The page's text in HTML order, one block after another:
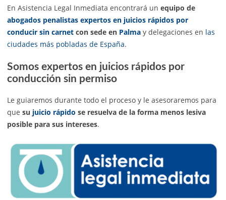
En Asistencia Legal Inmediata encontrará un equipo de
abogados penalistas expertos en juicios rápidos por
conducir sin carnet con sede en Palma y delegaciones en las
ciudades más pobladas de España.
Somos expertos en juicios rápidos por
conducción sin permiso
Le guiaremos durante todo el proceso y le asesoraremos para
que su juicio rápido se resuelva de la forma menos lesiva
posible para sus intereses.